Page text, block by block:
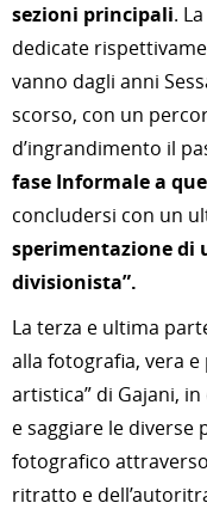
sezioni principali.
dedicate
vanno dagli anni
scorso, con un
d’ingrandimento il
fase Informale a
concludersi con un
sperimentazione di
divisionista”.
La terza e ultima
alla fotografia, vera e
artistica” di Gajani,
e saggiare le diverse
fotografico
ritratto e